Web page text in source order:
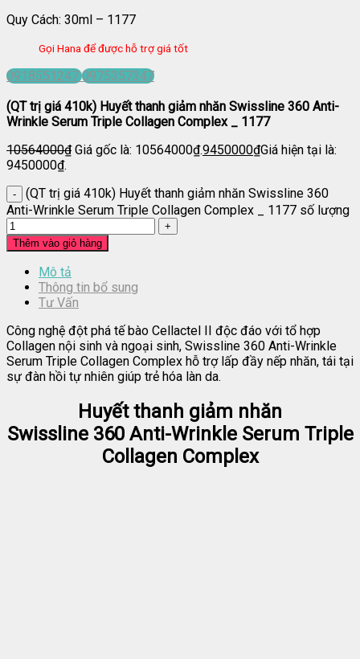
Quy Cách: 30ml – 1177
Gọi Hana để được hỗ trợ giá tốt
0918551247 0975357347
(QT trị giá 410k) Huyết thanh giảm nhăn Swissline 360 Anti-
Wrinkle Serum Triple Collagen Complex _ 1177
10564000₫ Giá gốc là: 10564000₫.9450000₫Giá hiện tại là:
9450000₫.
(QT trị giá 410k) Huyết thanh giảm nhăn Swissline 360
Anti-Wrinkle Serum Triple Collagen Complex _ 1177 số lượng
Thêm vào giỏ hàng
Mô tả
Thông tin bổ sung
Tư Vấn
Công nghệ đột phá tế bào Cellactel II độc đáo với tổ hợp
Collagen nội sinh và ngoại sinh, Swissline 360 Anti-Wrinkle
Serum Triple Collagen Complex hỗ trợ lấp đầy nếp nhăn, tái tại
sự đàn hồi tự nhiên giúp trẻ hóa làn da.
Huyết thanh giảm nhăn
Swissline 360 Anti-Wrinkle Serum Triple
Collagen Complex